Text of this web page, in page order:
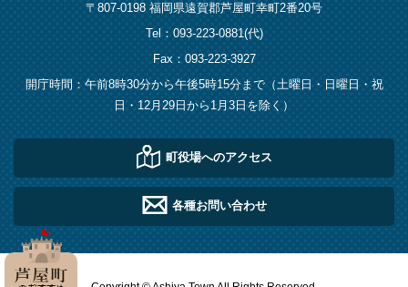
〒807-0198 福岡県遠賀郡芦屋町幸町2番20号
Tel：093-223-0881(代)
Fax：093-223-3927
開庁時間：午前8時30分から午後5時15分まで（土曜日・日曜日・祝
日・12月29日から1月3日を除く）
町役場へのアクセス
各種お問い合わせ